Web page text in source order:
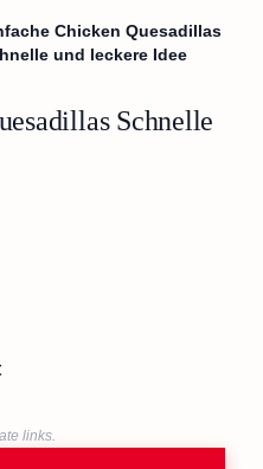
Chicken Quesadillas
und leckere Idee
Schnelle
links.